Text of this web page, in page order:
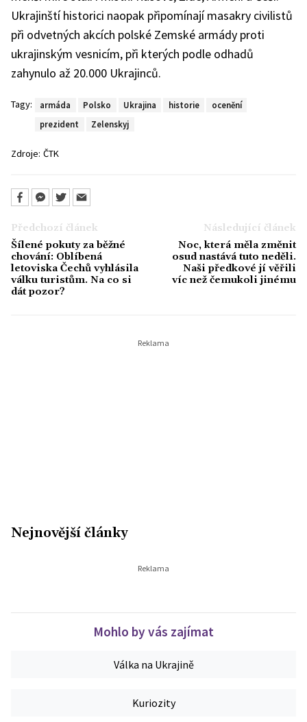
Ukrajinští historici naopak připomínají masakry civilistů
při odvetných akcích polské Zemské armády proti
ukrajinským vesnicím, při kterých podle odhadů
zahynulo až 20.000 Ukrajinců.
Tagy: armáda Polsko Ukrajina historie
ocenění
prezident
Zelenskyj
Zdroje: ČTK
Předchozí článek
Šílené pokuty za běžné
chování: Oblíbená
letoviska Čechů vyhlásila
válku turistům. Na co si
dát pozor?
Následující článek
Noc, která měla změnit
osud nastává tuto neděli.
Naši předkové jí věřili
víc než čemukoli jinému
Nejnovější články
Mohlo by vás zajímat
Válka na Ukrajině
Kuriozity